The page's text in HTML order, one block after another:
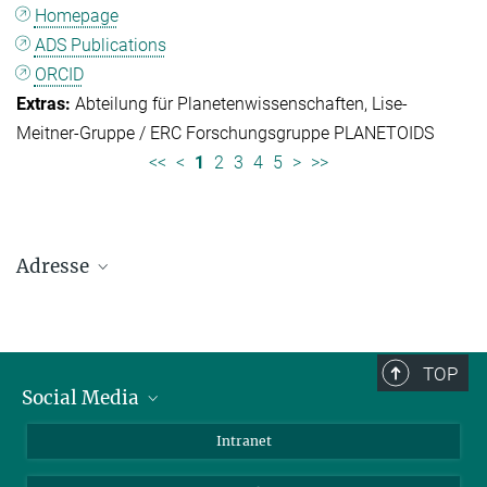
Homepage
ADS Publications
ORCID
Abteilung für Planetenwissenschaften Lise-
Meitner-Gruppe / ERC Forschungsgruppe PLANETOIDS
<< < 1 2 3 4 5 > >>
Adresse
Telefon: +49 551 384 979-0
E-Mail:presseinfo@mps.mpg.de
TOP
Social Media
Intranet